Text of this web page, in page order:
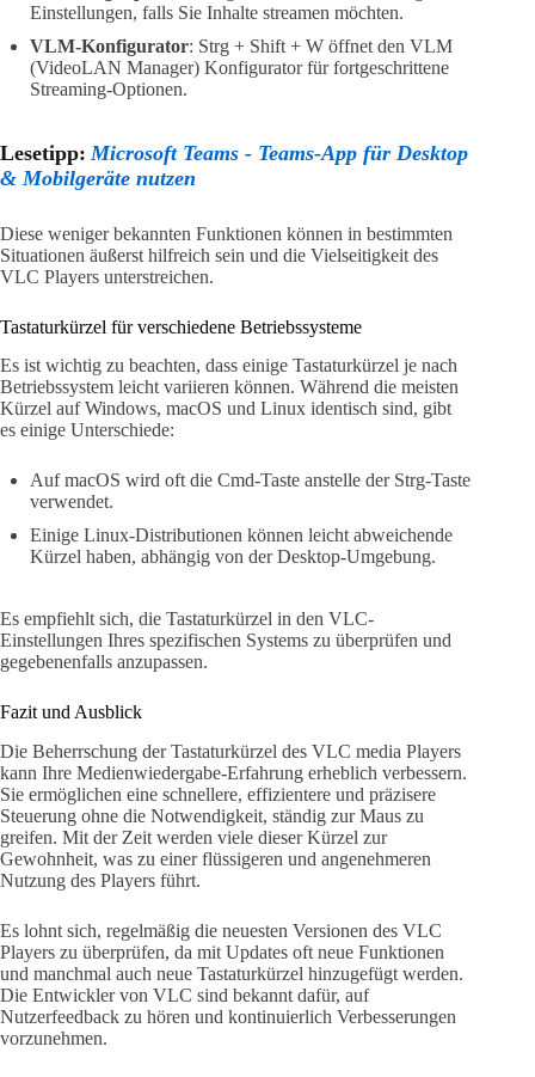
Einstellungen, falls Sie Inhalte streamen möchten.
VLM-Konfigurator: Strg + Shift + W öffnet den VLM
(VideoLAN Manager) Konfigurator für fortgeschrittene
Streaming-Optionen.
Lesetipp: Microsoft Teams - Teams-App für Desktop
& Mobilgeräte nutzen
Diese weniger bekannten Funktionen können in bestimmten
Situationen äußerst hilfreich sein und die Vielseitigkeit des
VLC Players unterstreichen.
Tastaturkürzel für verschiedene Betriebssysteme
Es ist wichtig zu beachten, dass einige Tastaturkürzel je nach
Betriebssystem leicht variieren können. Während die meisten
Kürzel auf Windows, macOS und Linux identisch sind, gibt
es einige Unterschiede:
Auf macOS wird oft die Cmd-Taste anstelle der Strg-Taste
verwendet.
Einige Linux-Distributionen können leicht abweichende
Kürzel haben, abhängig von der Desktop-Umgebung.
Es empfiehlt sich, die Tastaturkürzel in den VLC-
Einstellungen Ihres spezifischen Systems zu überprüfen und
gegebenenfalls anzupassen.
Fazit und Ausblick
Die Beherrschung der Tastaturkürzel des VLC media Players
kann Ihre Medienwiedergabe-Erfahrung erheblich verbessern.
Sie ermöglichen eine schnellere, effizientere und präzisere
Steuerung ohne die Notwendigkeit, ständig zur Maus zu
greifen. Mit der Zeit werden viele dieser Kürzel zur
Gewohnheit, was zu einer flüssigeren und angenehmeren
Nutzung des Players führt.
Es lohnt sich, regelmäßig die neuesten Versionen des VLC
Players zu überprüfen, da mit Updates oft neue Funktionen
und manchmal auch neue Tastaturkürzel hinzugefügt werden.
Die Entwickler von VLC sind bekannt dafür, auf
Nutzerfeedback zu hören und kontinuierlich Verbesserungen
vorzunehmen.